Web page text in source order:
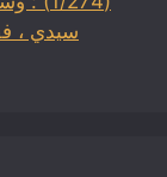
سيدي ،